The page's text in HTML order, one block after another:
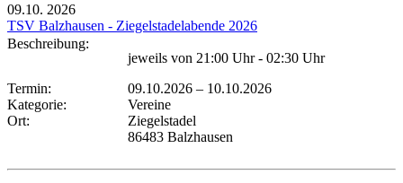
09.10. 2026
TSV Balzhausen - Ziegelstadelabende 2026
Beschreibung:
jeweils von 21:00 Uhr - 02:30 Uhr
Termin:
09.10.2026 – 10.10.2026
Kategorie:
Vereine
Ort:
Ziegelstadel
86483 Balzhausen